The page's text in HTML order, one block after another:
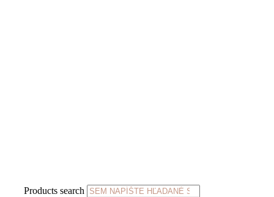
Products search